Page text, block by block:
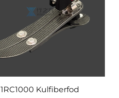
1RC1000 Kulfiberfod